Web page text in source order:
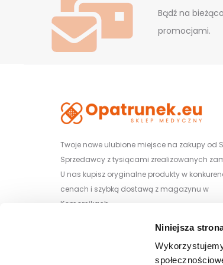
Niniejsza
Bądź na
promocjami.
Twoje nowe ulubione miejsce na zakupy od
Sprzedawcy z tysiącami zrealizowanych
U nas kupisz oryginalne produkty w
cenach i szybką dostawą z magazynu w
Komornikach.
Wiśniowa 29/1, 62-052 Komorniki